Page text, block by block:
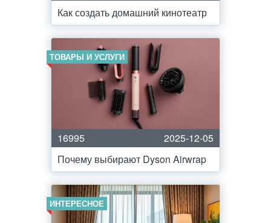
Как создать домашний кинотеатр
ТОВАРЫ И УСЛУГИ
16995
2025-12-05
Почему выбирают Dyson Airwrap
ИНТЕРЕСНОЕ